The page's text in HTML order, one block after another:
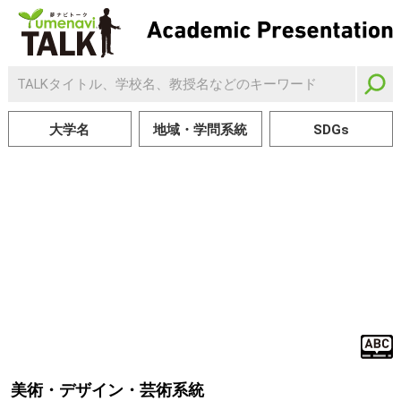
大学名 地域・学問系統 SDGs
美術・デザイン・芸術系統